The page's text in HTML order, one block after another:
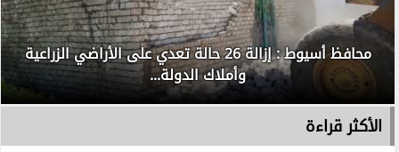
محافظ أسيوط : إزالة 26 حالة تعدي على الأراضي الزراعية
وأملاك الدولة...
الأكثر قراءة